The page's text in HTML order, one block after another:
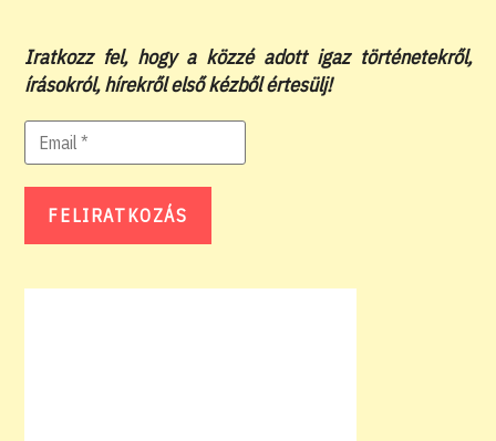
Iratkozz fel, hogy a közzé adott igaz történetekről,
írásokról, hírekről első kézből értesülj!